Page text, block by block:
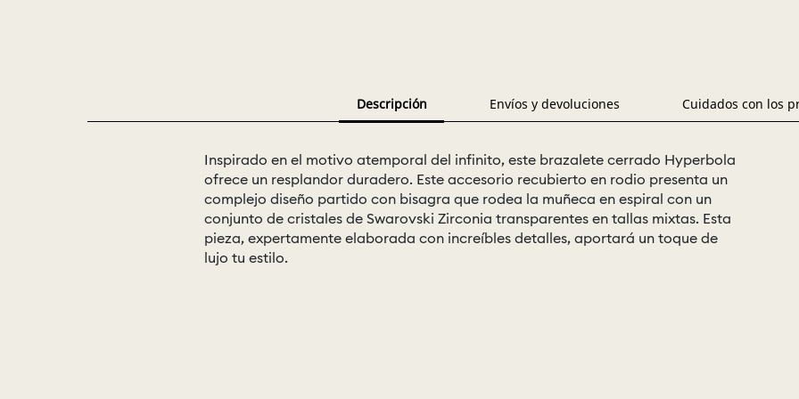
Descripción Envíos y devoluciones Cuidados con los
Inspirado en el motivo atemporal del infinito, este brazalete cerrado Hyperbola
ofrece un resplandor duradero. Este accesorio recubierto en rodio presenta un
complejo diseño partido con bisagra que rodea la muñeca en espiral con un
conjunto de cristales de Swarovski Zirconia transparentes en tallas mixtas. Esta
pieza, expertamente elaborada con increíbles detalles, aportará un toque de
lujo tu estilo.